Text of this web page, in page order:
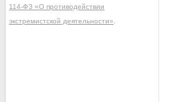
114-ФЗ «О противодействии
экстремистской деятельности»